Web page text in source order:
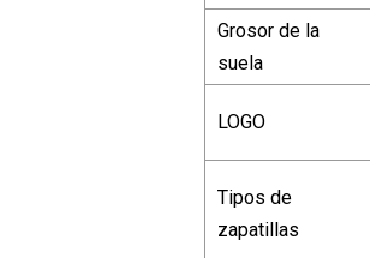
Grosor de la
suela
LOGO
Tipos de
zapatillas